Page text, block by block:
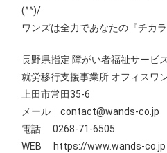
(^^)/
ワンズは全力であなたの『チカ
長野県指定 障がい者福祉サービ
就労移行支援事業所 オフィスワ
上田市常田35-6
メール contact@wands-co.jp
電話 0268-71-6505
WEB
https://www.wands-co.jp